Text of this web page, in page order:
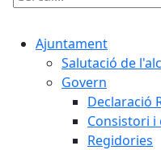
Cercar:
Ajuntament
Salutació de
Govern
Declaració
Consistori i
Regidories